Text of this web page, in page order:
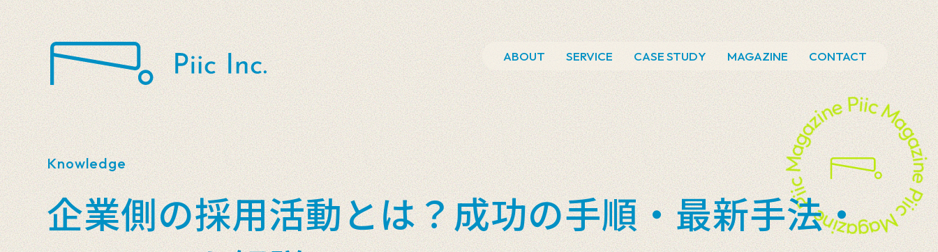
ABOUT SERVICE CASE STUDY MAGAZINE CONTACT
Knowledge
企業側の採用活動とは？成功の手順・最新手法・